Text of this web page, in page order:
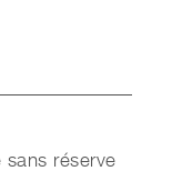
réserve